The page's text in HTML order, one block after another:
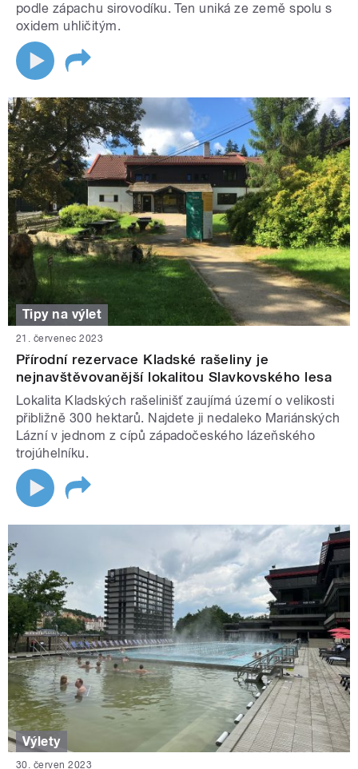
podle zápachu sirovodíku. Ten uniká ze země spolu s
oxidem uhličitým.
Tipy na výlet
21. červenec 2023
Přírodní rezervace Kladské rašeliny je
nejnavštěvovanější lokalitou Slavkovského lesa
Lokalita Kladských rašelinišť zaujímá území o velikosti
přibližně 300 hektarů. Najdete ji nedaleko Mariánských
Lázní v jednom z cípů západočeského lázeňského
trojúhelníku.
Výlety
30. červen 2023